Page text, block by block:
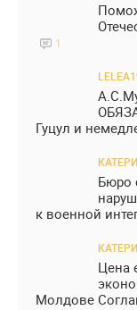
1
Гуцул и
Бюро
к военной
Цена
Молдове